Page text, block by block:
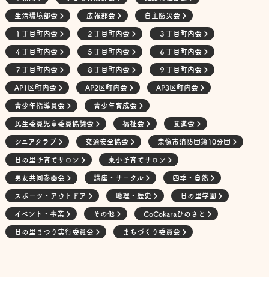
生活環境部会 広報部会 自主防災会
１丁目町内会 ２丁目町内会 ３丁目町内会
４丁目町内会 ５丁目町内会 ６丁目町内会
７丁目町内会 ８丁目町内会 ９丁目町内会
AP1区町内会 AP2区町内会 AP3区町内会
青少年指導員会 青少年育成会
民生委員児童委員協議会 福祉会 食進会
シニアクラブ 交通安全協会 宗像市消防団第10分団
日の里子育てサロン 東小子育てサロン
男女共同参画会 講座・サークル 四季・自然
スポーツ・アウトドア 地理・歴史 日の里学園
イベント・事業 その他 CoCokaraひのさと
日の里まつり実行委員会 まちづくり委員会